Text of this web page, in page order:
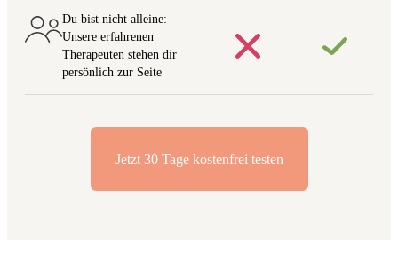
Du bist nicht alleine:
Unsere erfahrenen
Therapeuten stehen dir
persönlich zur Seite
Jetzt 30 Tage kostenfrei testen